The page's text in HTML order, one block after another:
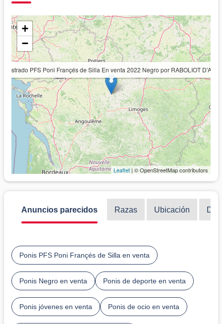
castrado PFS Poni Françés de Silla En venta 2022 Negro por RABOLIOT
+
−
Leaflet | © OpenStreetMap contributors
Anuncios parecidos Razas Ubicación
Ponis PFS Poni Françés de Silla en venta
Ponis Negro en venta Ponis de deporte en venta
Ponis jóvenes en venta Ponis de ocio en venta